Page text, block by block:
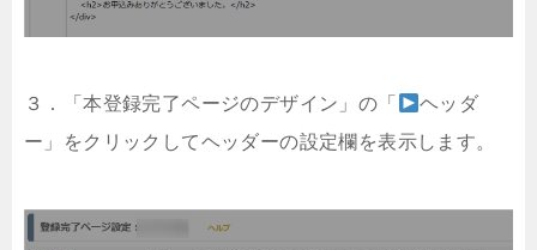
３．「本登録完了ページのデザイン」の「
ヘッダ
ー」をクリックしてヘッダーの設定欄を表示します。